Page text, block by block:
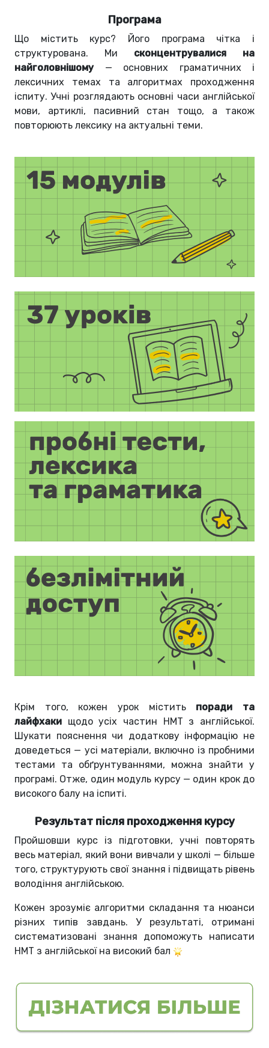
Програма
Що містить курс? Його програма чітка і
структурована. Ми сконцентрувалися на
найголовнішому — основних граматичних і
лексичних темах та алгоритмах проходження
іспиту. Учні розглядають основні часи англійської
мови, артиклі, пасивний стан тощо, а також
повторюють лексику на актуальні теми.
Крім того, кожен урок містить поради та
лайфхаки щодо усіх частин НМТ з англійської.
Шукати пояснення чи додаткову інформацію не
доведеться — усі матеріали, включно із пробними
тестами та обґрунтуваннями, можна знайти у
програмі. Отже, один модуль курсу — один крок до
високого балу на іспиті.
Результат після проходження курсу
Пройшовши курс із підготовки, учні повторять
весь матеріал, який вони вивчали у школі — більше
того, структурують свої знання і підвищать рівень
володіння англійською.
Кожен зрозуміє алгоритми складання та нюанси
різних типів завдань. У результаті, отримані
систематизовані знання допоможуть написати
НМТ з англійської на високий бал